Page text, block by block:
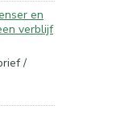
en
verblijf
/